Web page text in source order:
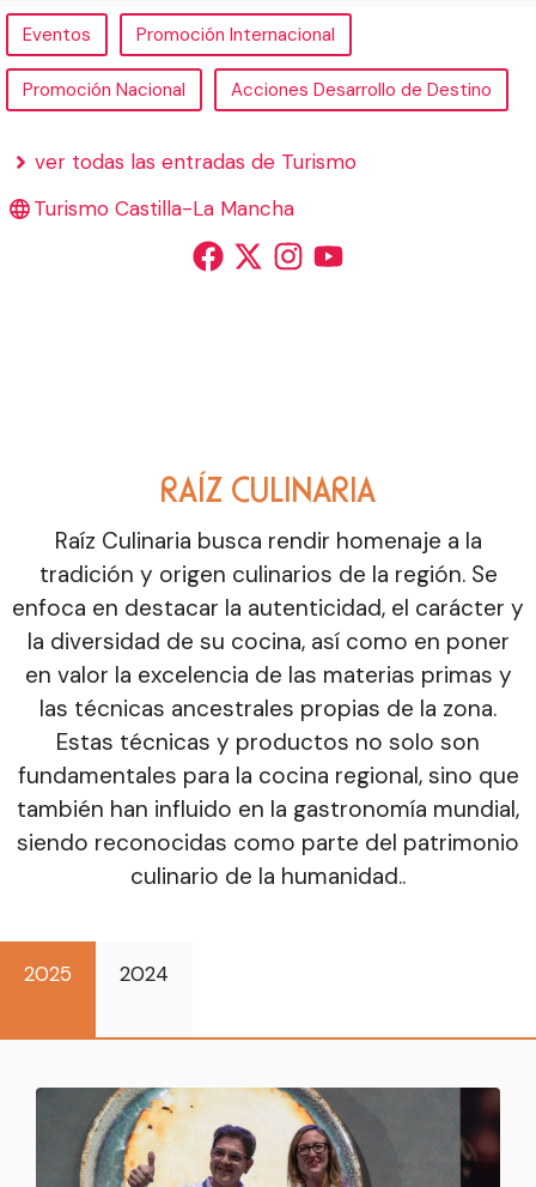
Eventos Promoción Internacional
Promoción Nacional Acciones Desarrollo de Destino
ver todas las entradas de Turismo
Turismo Castilla-La Mancha
RAÍZ CULINARIA
Raíz Culinaria busca rendir homenaje a la
tradición y origen culinarios de la región. Se
enfoca en destacar la autenticidad, el carácter y
la diversidad de su cocina, así como en poner
en valor la excelencia de las materias primas y
las técnicas ancestrales propias de la zona.
Estas técnicas y productos no solo son
fundamentales para la cocina regional, sino que
también han influido en la gastronomía mundial,
siendo reconocidas como parte del patrimonio
culinario de la humanidad..
2025 2024